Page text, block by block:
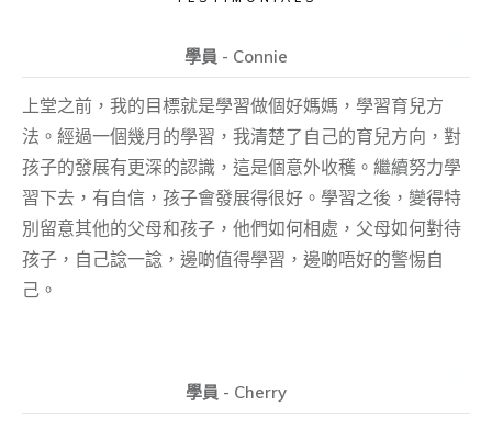
學員 - Connie
上堂之前，我的目標就是學習做個好媽媽，學習育兒方
法。經過一個幾月的學習，我清楚了自己的育兒方向，對
孩子的發展有更深的認識，這是個意外收穫。繼續努力學
習下去，有自信，孩子會發展得很好。學習之後，變得特
別留意其他的父母和孩子，他們如何相處，父母如何對待
孩子，自己諗一諗，邊啲值得學習，邊啲唔好的警惕自
己。
學員 - Cherry